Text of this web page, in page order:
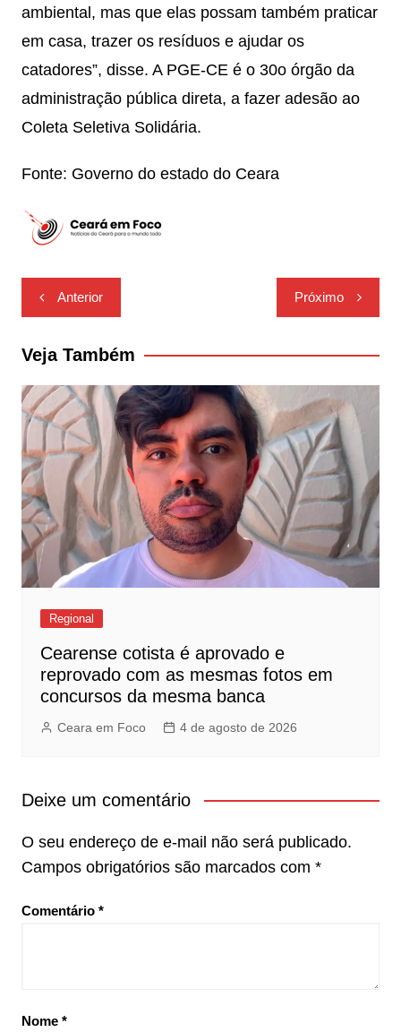
ambiental, mas que elas possam também praticar
em casa, trazer os resíduos e ajudar os
catadores”, disse. A PGE-CE é o 30o órgão da
administração pública direta, a fazer adesão ao
Coleta Seletiva Solidária.
Fonte: Governo do estado do Ceara
Navegação
de
Post
Anterior Próximo
Veja Também
Regional
Cearense cotista é aprovado e
reprovado com as mesmas fotos em
concursos da mesma banca
Ceara em Foco 4 de agosto de 2026
Deixe um comentário
O seu endereço de e-mail não será publicado.
Campos obrigatórios são marcados com *
Comentário *
Nome *